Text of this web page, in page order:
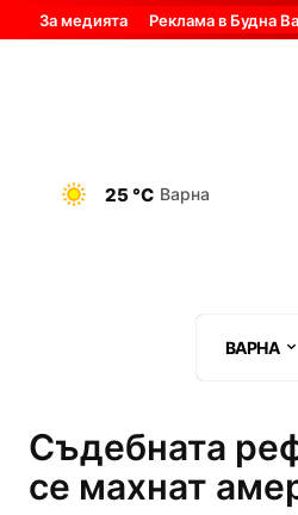
За медията Реклама в Будна
25 °C Варна
ВАРНА
Съдебната
се махнат